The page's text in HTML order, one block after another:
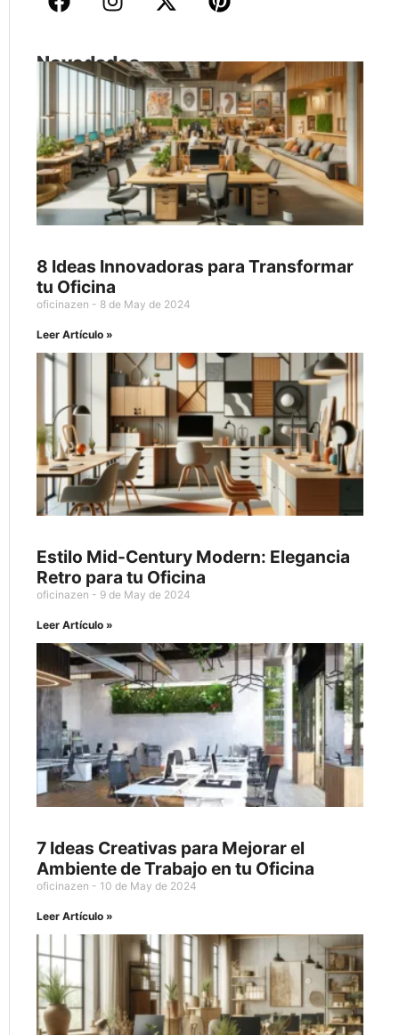
Novedades
8 Ideas Innovadoras para Transformar
tu Oficina
oficinazen 8 de May de 2024
Leer Artículo »
Estilo Mid-Century Modern: Elegancia
Retro para tu Oficina
oficinazen 9 de May de 2024
Leer Artículo »
7 Ideas Creativas para Mejorar el
Ambiente de Trabajo en tu Oficina
oficinazen 10 de May de 2024
Leer Artículo »